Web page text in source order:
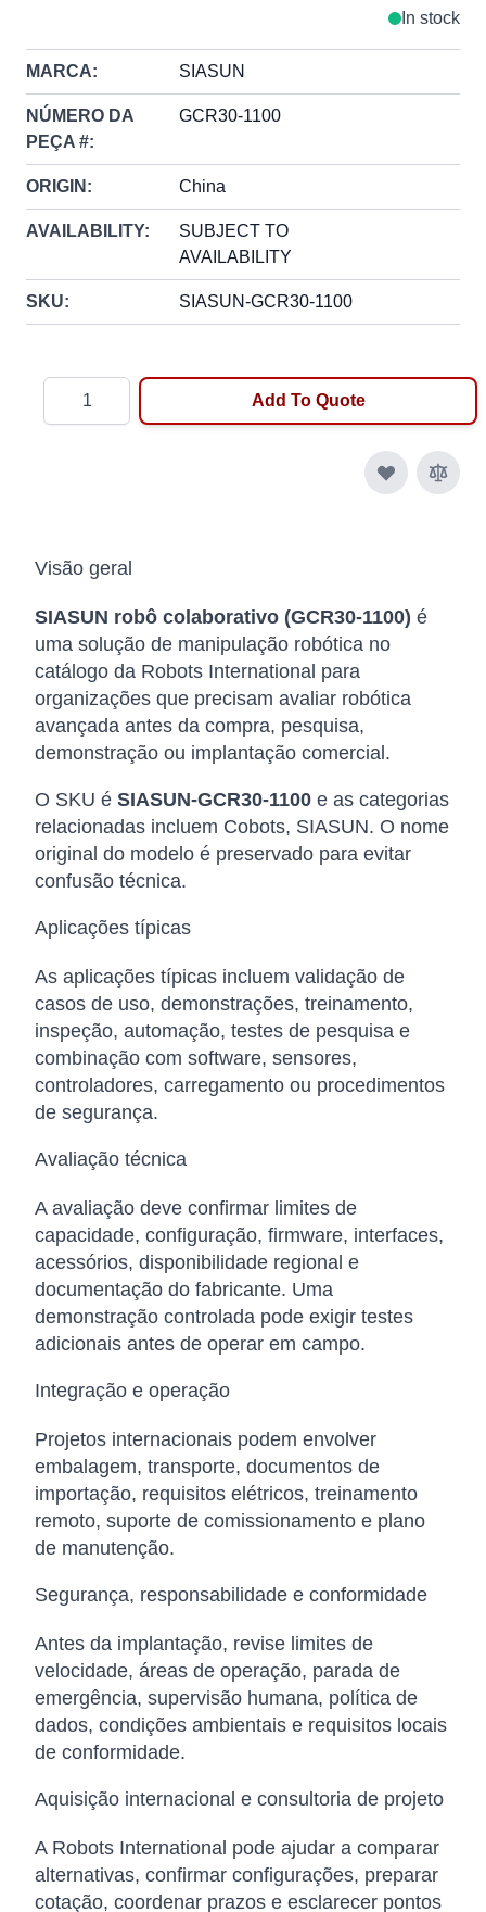
In stock
MARCA: SIASUN
NÚMERO DA
PEÇA #:
GCR30-1100
ORIGIN: China
AVAILABILITY:
SUBJECT TO
AVAILABILITY
SKU: SIASUN-GCR30-1100
Add To Quote
Visão geral
SIASUN robô colaborativo (GCR30-1100) é
uma solução de manipulação robótica no
catálogo da Robots International para
organizações que precisam avaliar robótica
avançada antes da compra, pesquisa,
demonstração ou implantação comercial.
O SKU é SIASUN-GCR30-1100 e as categorias
relacionadas incluem Cobots, SIASUN. O nome
original do modelo é preservado para evitar
confusão técnica.
Aplicações típicas
As aplicações típicas incluem validação de
casos de uso, demonstrações, treinamento,
inspeção, automação, testes de pesquisa e
combinação com software, sensores,
controladores, carregamento ou procedimentos
de segurança.
Avaliação técnica
A avaliação deve confirmar limites de
capacidade, configuração, firmware, interfaces,
acessórios, disponibilidade regional e
documentação do fabricante. Uma
demonstração controlada pode exigir testes
adicionais antes de operar em campo.
Integração e operação
Projetos internacionais podem envolver
embalagem, transporte, documentos de
importação, requisitos elétricos, treinamento
remoto, suporte de comissionamento e plano
de manutenção.
Segurança, responsabilidade e conformidade
Antes da implantação, revise limites de
velocidade, áreas de operação, parada de
emergência, supervisão humana, política de
dados, condições ambientais e requisitos locais
de conformidade.
Aquisição internacional e consultoria de projeto
A Robots International pode ajudar a comparar
alternativas, confirmar configurações, preparar
cotação, coordenar prazos e esclarecer pontos